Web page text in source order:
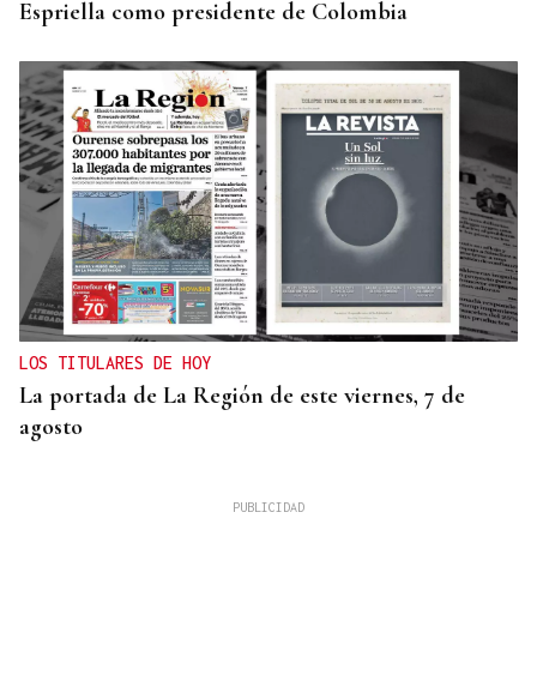
Espriella como presidente de Colombia
LOS TITULARES DE HOY
La portada de La Región de este viernes, 7 de
agosto